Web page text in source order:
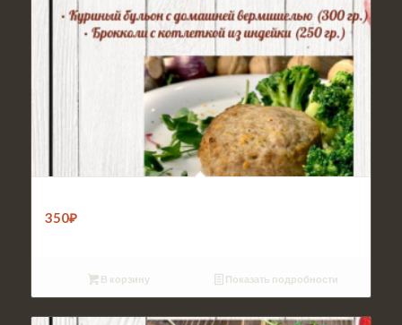
350₽
В корзину Показать подробности